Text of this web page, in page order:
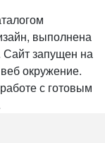
выполнена
Сайт запущен на
окружение.
с готовым